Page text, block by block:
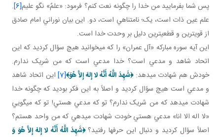
پس شما بفرماييد من خدا را چگونه نعت کنم؟ فرمود: «علمٌ» نگو عليم[6]
.
علم عين ذات است، يک؛ نامتناهي است، دو. اين بيان نوراني امام صادق
از قوي ترين و قطعي ترين دليل بر وحدت خدا است.
اين آيه سوره مبارکه «آل عمران» را که مي خوانيد هيچ سؤال کرديد که اين
اتحاد شاهد و مدعي است؟ خدا مدعي است که من شريک ندارم.
خودش هم شهادت مي دهد:﴿شَهِدَ اللَّهُ أَنَّهُ لا إِلهَ إِلاَّ هُوَ﴾[7] اين اتحاد شاهد
و مدعي است هيچ سؤال کرديد و اصلاً به اين فکر بوديد که چگونه خدا
شهادت مي دهد که من شريک ندارم؟ تو که مدعي هستي! تو که مي گويي
«لا اله الا انا» مدعي هستي خودت شهادت مي دهي که من واحد هستم؟
اصلاً سؤال کرديد و دنبال اين حرف ها رفتيد؟﴿شَهِدَ اللَّهُ أَنَّهُ لا إِلهَ إِلاَّ هُوَ وَ